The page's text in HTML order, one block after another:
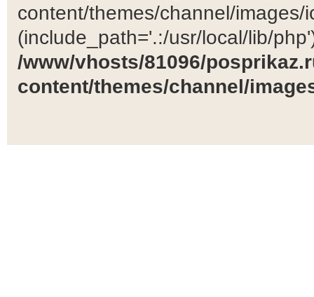
content/themes/channel/images/
(include_path='.:/usr/local/lib/
/www/vhosts/81096/
content/themes/channel/